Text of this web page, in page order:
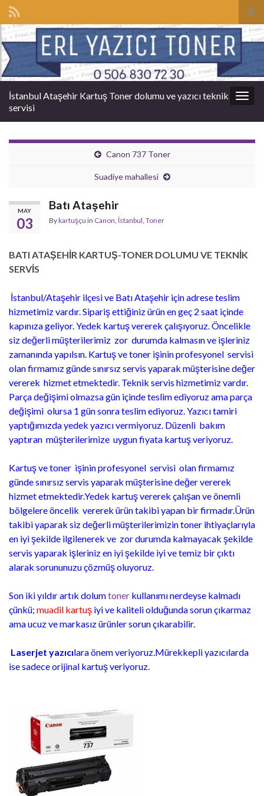
Search for:
İstanbul Ataşehir Kartuş Toner dolumu ve yazıcı teknik
servisi
Canon 737 Toner
Suadiye mahallesi
MAY
03
Batı Ataşehir
Bykartuşçu in Canon İstanbul Toner
BATI ATAŞEHİR KARTUŞ-TONER DOLUMU VE TEKNİK
SERVİS
İstanbul/Ataşehir ilçesi ve Batı Ataşehir için adrese teslim
hizmetimiz vardır. Sipariş ettiğiniz ürün en geç 2 saat içinde
kapınıza geliyor. Yedek kartuş vererek çalışıyoruz. Öncelikle
siz değerli müşterilerimiz zor durumda kalmasın ve işleriniz
zamanında yapılsın. Kartuş ve toner işinin profesyonel servisi
olan firmamız günde sınırsız servis yaparak müşterisine değer
vererek hizmet etmektedir. Teknik servis hizmetimiz vardır.
Parça değişimi olmazsa gün içinde teslim ediyoruz ama parça
değişimi olursa 1 gün sonra teslim ediyoruz. Yazıcı tamiri
yaptığımızda yedek yazıcı vermiyoruz. Düzenli bakım
yaptıran müşterilerimize uygun fiyata kartuş veriyoruz.
Kartuş ve toner işinin profesyonel servisi olan firmamız
günde sınırsız servis yaparak müşterisine değer vererek
hizmet etmektedir.Yedek kartuş vererek çalışan ve önemli
bölgelere öncelik vererek ürün takibi yapan bir firmadır.Ürün
takibi yaparak siz değerli müşterilerimizin toner ihtiyaçlarıyla
en iyi şekilde ilgilenerek ve zor durumda kalmayacak şekilde
servis yaparak işleriniz en iyi şekilde iyi ve temiz bir çıktı
alarak sorununuzu çözmüş oluyoruz.
Son iki yıldır artık dolumtoner kullanımı nerdeyse kalmadı
çünkü; muadil kartuş iyi ve kaliteli olduğunda sorun çıkarmaz
ama ucuz ve markasız ürünler sorun çıkarabilir.
Laserjet yazıcılara önem veriyoruz.Mürekkepli yazıcılarda
ise sadece orijinal kartuş veriyoruz.